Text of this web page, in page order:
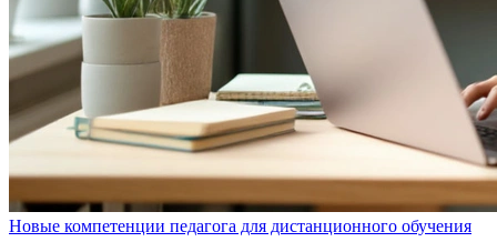
Новые компетенции педагога для дистанционного обучения